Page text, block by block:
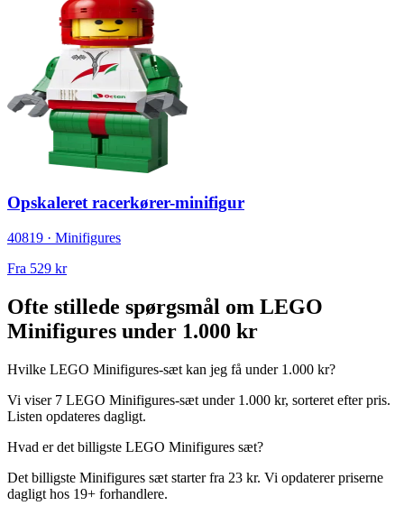
Opskaleret racerkører-minifigur
40819 · Minifigures
Fra 529 kr
Ofte stillede spørgsmål om LEGO
Minifigures under 1.000 kr
Hvilke LEGO Minifigures-sæt kan jeg få under 1.000 kr?
Vi viser 7 LEGO Minifigures-sæt under 1.000 kr, sorteret efter pris.
Listen opdateres dagligt.
Hvad er det billigste LEGO Minifigures sæt?
Det billigste Minifigures sæt starter fra 23 kr. Vi opdaterer priserne
dagligt hos 19+ forhandlere.